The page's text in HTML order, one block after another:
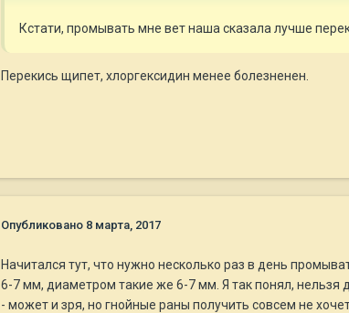
Кстати, промывать мне вет наша сказала лучше
Перекись щипет, хлоргексидин менее болезненен.
Опубликовано 8 марта, 2017
Начитался тут, что нужно несколько раз в день
6-7 мм, диаметром такие же 6-7 мм. Я так понял, нельзя
- может и зря, но гнойные раны получить совсем не